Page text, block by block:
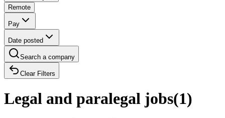
Remote
Pay
Date posted
Search a company
Clear Filters
Legal and paralegal jobs(1)